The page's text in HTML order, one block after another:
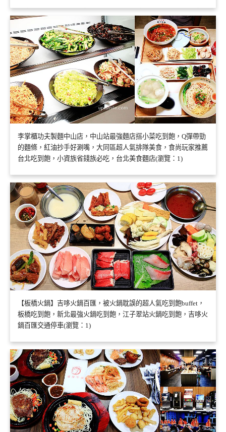
李掌櫃功夫製麵中山店，中山站最強麵店搭小菜吃到飽，Q彈帶勁
的麵條，紅油抄手好涮嘴，大同區超人氣排隊美食，食尚玩家推薦
台北吃到飽，小資族省錢族必吃，台北美食麵店(瀏覽：1)
【板橋火鍋】吉哆火鍋百匯，被火鍋耽誤的超人氣吃到飽buffet，
板橋吃到飽，新北最強火鍋吃到飽，江子翠站火鍋吃到飽，吉哆火
鍋百匯交通停車(瀏覽：1)